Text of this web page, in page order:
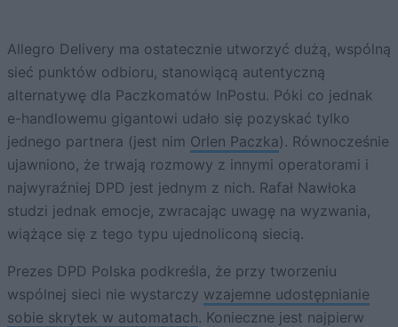
Allegro Delivery ma ostatecznie utworzyć dużą, wspólną
sieć punktów odbioru, stanowiącą autentyczną
alternatywę dla Paczkomatów InPostu. Póki co jednak
e-handlowemu gigantowi udało się pozyskać tylko
jednego partnera (jest nim Orlen Paczka). Równocześnie
ujawniono, że trwają rozmowy z innymi operatorami i
najwyraźniej DPD jest jednym z nich. Rafał Nawłoka
studzi jednak emocje, zwracając uwagę na wyzwania,
wiążące się z tego typu ujednoliconą siecią.
Prezes DPD Polska podkreśla, że przy tworzeniu
wspólnej sieci nie wystarczy wzajemne udostępnianie
sobie skrytek w automatach. Konieczne jest najpierw